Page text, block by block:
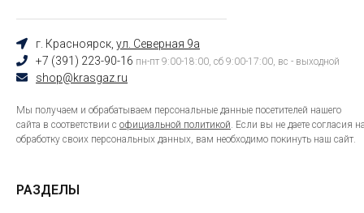
г. Красноярск, ул. Северная 9а
+7 (391) 223-90-16 пн-пт 9:00-18:00, сб 9:00-17:00, вс - выходной
shop@krasgaz.ru
Мы получаем и обрабатываем персональные данные посетителей нашего
сайта в соответствии с официальной политикой. Если вы не даете согласия
обработку своих персональных данных, вам необходимо покинуть наш сайт.
РАЗДЕЛЫ